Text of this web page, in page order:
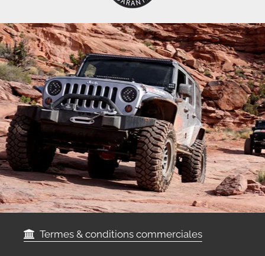
Termes & conditions commerciales